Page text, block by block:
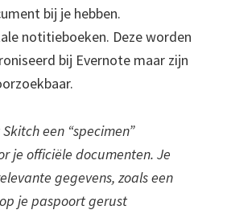
bij je hebben.
notitieboeken. Deze worden
bij Evernote maar zijn
een “specimen”
je officiële documenten. Je
gegevens, zoals een
je paspoort gerust